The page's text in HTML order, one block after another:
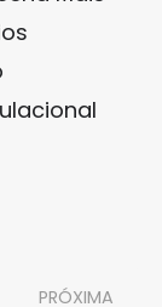
PRÓXIMA